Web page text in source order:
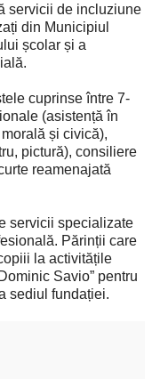
servicii de incluziune
din Municipiul
școlar și a
cuprinse între 7-
(asistență în
și civică),
pictură), consiliere
reamenajată
servicii specializate
Părinții care
la activitățile
Savio” pentru
sediul fundației.